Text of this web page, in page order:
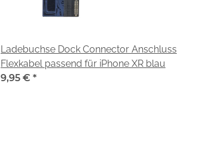
Ladebuchse Dock Connector Anschluss
Flexkabel passend für iPhone XR blau
9,95 € *